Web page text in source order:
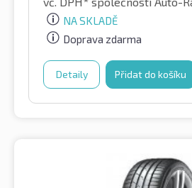
NA SKLADĚ
Doprava zdarma
Detaily Přidat do košíku